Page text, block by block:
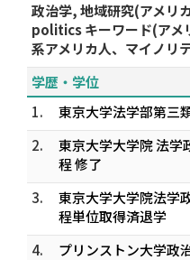
政治学, 地域研究(アメリ
politics キーワード(アメ
系アメリカ人、マイノリ
学歴・学位
1.
東京大学法学部第三
2.
東京大学大学院 法学
程 修了
3.
東京大学大学院法学
程単位取得済退学
4.
プリンストン大学政